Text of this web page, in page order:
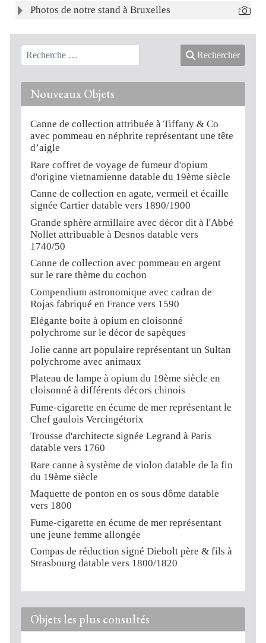
Articles
Titre
Photos de notre stand à Bruxelles
Rechercher
Nouveaux Objets
Canne de collection attribuée à Tiffany & Co
avec pommeau en néphrite représentant une tête
d’aigle
Rare coffret de voyage de fumeur d'opium
d'origine vietnamienne datable du 19ème siècle
Canne de collection en agate, vermeil et écaille
signée Cartier datable vers 1890/1900
Grande sphère armillaire avec décor dit à l'Abbé
Nollet attribuable à Desnos datable vers
1740/50
Canne de collection avec pommeau en argent
sur le rare thème du cochon
Compendium astronomique avec cadran de
Rojas fabriqué en France vers 1590
Elégante boite à opium en cloisonné
polychrome sur le décor de sapèques
Jolie canne art populaire représentant un Sultan
polychrome avec animaux
Plateau de lampe à opium du 19ème siècle en
cloisonné à différents décors chinois
Fume-cigarette en écume de mer représentant le
Chef gaulois Vercingétorix
Trousse d'architecte signée Legrand à Paris
datable vers 1760
Rare canne à système de violon datable de la fin
du 19ème siècle
Maquette de ponton en os sous dôme datable
vers 1800
Fume-cigarette en écume de mer représentant
une jeune femme allongée
Compas de réduction signé Diebolt père & fils à
Strasbourg datable vers 1800/1820
Objets les plus consultés